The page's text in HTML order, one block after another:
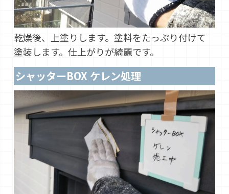
乾燥後、上塗りします。塗料をたっぷり付けて
塗装します。仕上がりが綺麗です。
シャッターBOX ケレン処理